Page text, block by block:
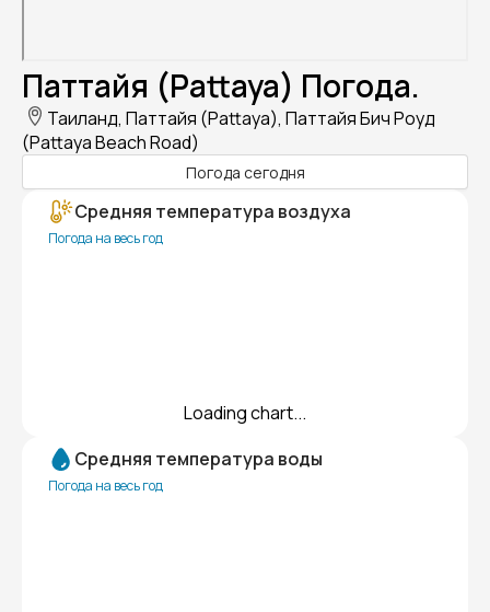
Паттайя (Pattaya) Погода.
Таиланд, Паттайя (Pattaya), Паттайя Бич Роуд
(Pattaya Beach Road)
Погода сегодня
Средняя температура воздуха
Погода на весь год
Loading chart...
Средняя температура воды
Погода на весь год